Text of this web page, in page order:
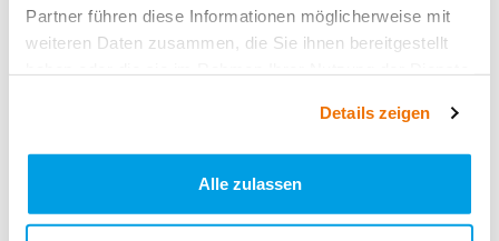
Partner führen diese Informationen möglicherweise mit
weiteren Daten zusammen, die Sie ihnen bereitgestellt
Details zeigen
Alle zulassen